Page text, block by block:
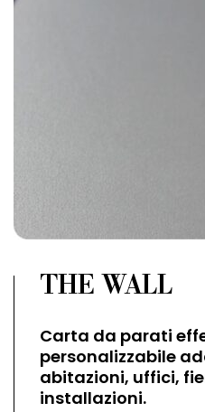
THE WALL
Carta da parati
personalizzabile
abitazioni, uffici,
installazioni.